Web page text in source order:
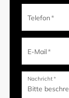
Telefon*
E-Mail*
Nachricht*